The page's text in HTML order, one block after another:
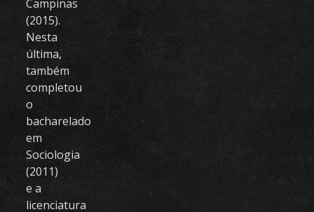
Campinas
(2015).
Nesta
última,
também
completou
o
bacharelado
em
Sociologia
(2011)
e a
licenciatura